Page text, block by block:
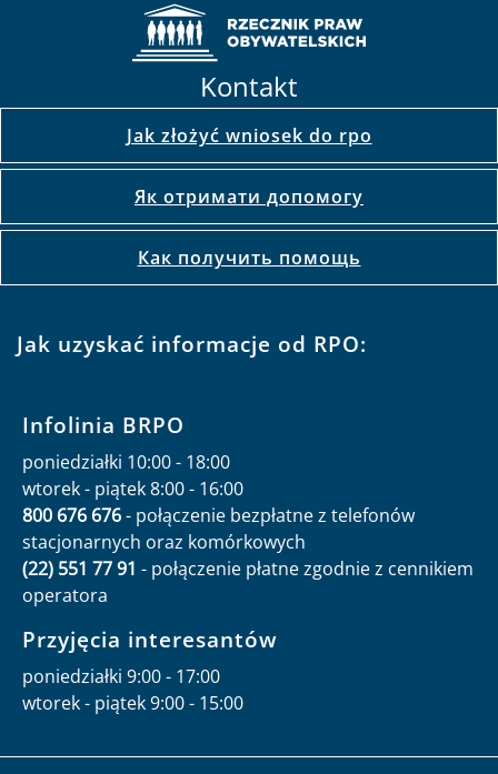
Kontakt
Jak złożyć wniosek do rpo
Як отримати допомогу
Как получить помощь
Jak uzyskać informacje od RPO:
Infolinia BRPO
poniedziałki 10:00 - 18:00
wtorek - piątek 8:00 - 16:00
800 676 676- połączenie bezpłatne z telefonów
stacjonarnych oraz komórkowych
(22) 551 77 91 - połączenie płatne zgodnie z cennikiem
operatora
Przyjęcia interesantów
poniedziałki 9:00 - 17:00
wtorek - piątek 9:00 - 15:00